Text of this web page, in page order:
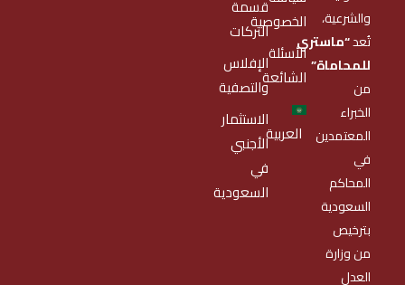
والشرعية،
تُعد“ماستري
للمحاماة”
من
الخبراء
المعتمدين
في
المحاكم
السعودية
بترخيص
من وزارة
العدل
الخصوصية
الأسئلة
الشائعة
العربية
قسمة
التركات
الإفلاس
والتصفية
الاستثمار
الأجنبي
في
السعودية